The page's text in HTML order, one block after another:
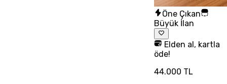
Öne Çıkan
Büyük İlan
Elden al, kartla
öde!
44.000 TL